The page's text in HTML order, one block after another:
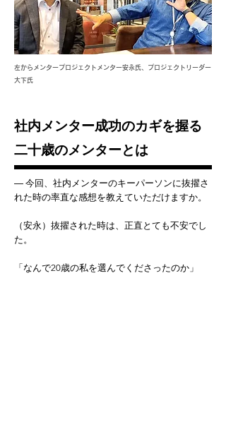
左からメンタープロジェクトメンター安永氏、プロジェクトリーダー
大下氏
社内メンター成功のカギを握る
二十歳のメンターとは
― 今回、社内メンターのキーパーソンに抜擢さ
れた時の率直な感想を教えていただけますか。
（安永）抜擢された時は、正直とても不安でし
た。
「なんで20歳の私を選んでくださったのか」